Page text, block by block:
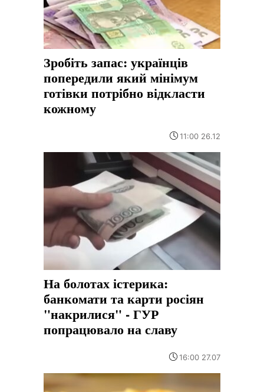
Зробіть запас: українців
попередили який мінімум
готівки потрібно відкласти
кожному
11:00 26.12
На болотах істерика:
банкомати та карти росіян
"накрилися" - ГУР
попрацювало на славу
16:00 27.07